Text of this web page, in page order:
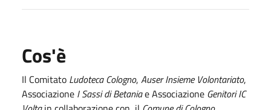
Cos'è
Il Comitato Ludoteca Cologno, Auser Insieme Volontariato,
Associazione I Sassi di Betaniae Associazione Genitori IC